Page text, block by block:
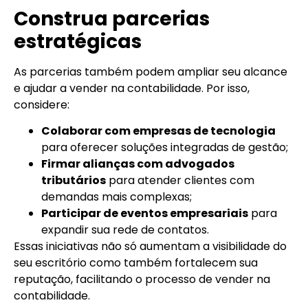
Construa parcerias
estratégicas
As parcerias também podem ampliar seu alcance
e ajudar a vender na contabilidade. Por isso,
considere:
Colaborar com empresas de tecnologia
para oferecer soluções integradas de gestão;
Firmar alianças com advogados
tributários para atender clientes com
demandas mais complexas;
Participar de eventos empresariais para
expandir sua rede de contatos.
Essas iniciativas não só aumentam a visibilidade do
seu escritório como também fortalecem sua
reputação, facilitando o processo de vender na
contabilidade.